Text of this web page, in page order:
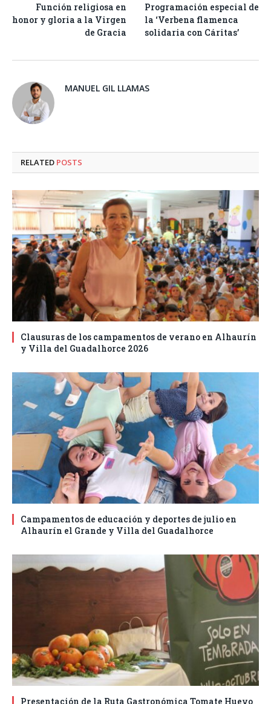
Función religiosa en
honor y gloria a la Virgen
de Gracia
Programación especial de
la ‘Verbena flamenca
solidaria con Cáritas’
MANUEL GIL LLAMAS
RELATED POSTS
Clausuras de los campamentos de verano en Alhaurín
y Villa del Guadalhorce 2026
Campamentos de educación y deportes de julio en
Alhaurín el Grande y Villa del Guadalhorce
Presentación de la Ruta Gastronómica Tomate Huevo